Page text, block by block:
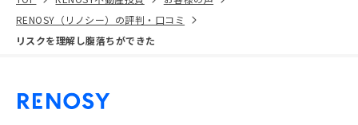
RENOSY（リノシー）の評判・口コミ
リスクを理解し腹落ちができた